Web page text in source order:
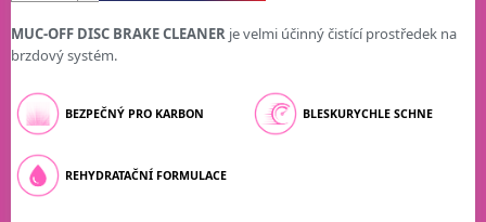
MUC-OFF DISC BRAKE CLEANER je velmi účinný čistící prostředek na
brzdový systém.
BEZPEČNÝ PRO KARBON BLESKURYCHLE SCHNE
REHYDRATAČNÍ FORMULACE